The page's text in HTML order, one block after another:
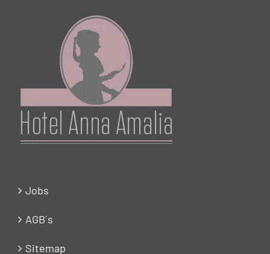
Jobs
AGB´s
Sitemap